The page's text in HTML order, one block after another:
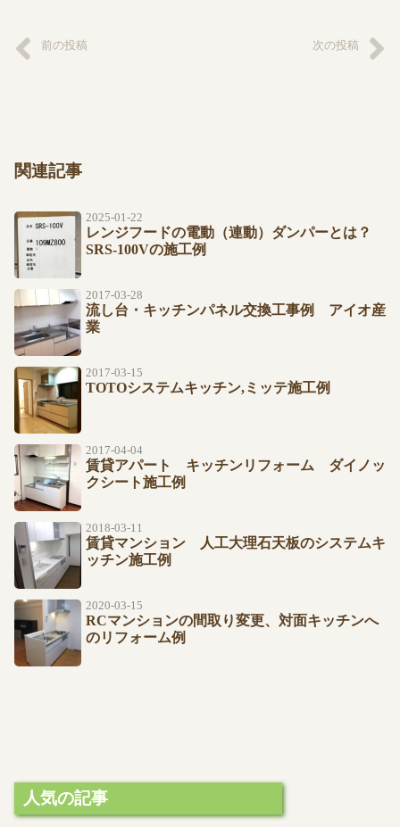
前の投稿 次の投稿
関連記事
2025-01-22
レンジフードの電動（連動）ダンパーとは？
SRS-100Vの施工例
2017-03-28
流し台・キッチンパネル交換工事例 アイオ産
業
2017-03-15
TOTOシステムキッチン,ミッテ施工例
2017-04-04
賃貸アパート キッチンリフォーム ダイノッ
クシート施工例
2018-03-11
賃貸マンション 人工大理石天板のシステムキ
ッチン施工例
2020-03-15
RCマンションの間取り変更、対面キッチンへ
のリフォーム例
人気の記事